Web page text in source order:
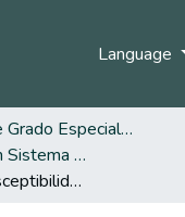
Language
Trabajos de Grado Especializaciones
Especialización en Sistema de Información Geográfica
Evaluacion de susceptibilidad por inundación de la Cuenca Alta del Rio Putumayo -Valle de Sibundoy